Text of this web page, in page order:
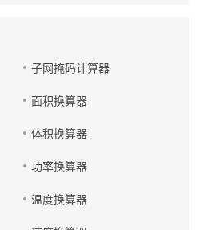
子网掩码计算器
面积换算器
体积换算器
功率换算器
温度换算器